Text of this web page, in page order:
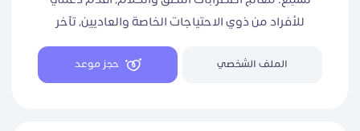
للأفراد من ذوي الاحتياجات الخاصة والعاديين، تأخر
الكلام #النطق #التأتأة في الكلام #الاعاقةالعقلية
#متلازمة داون #الشلل_الدماغي #الاعاقةالنمائية
الملف الشخصي حجز موعد